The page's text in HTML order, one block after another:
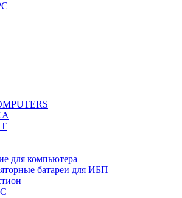
для компьютера
батареи для ИБП